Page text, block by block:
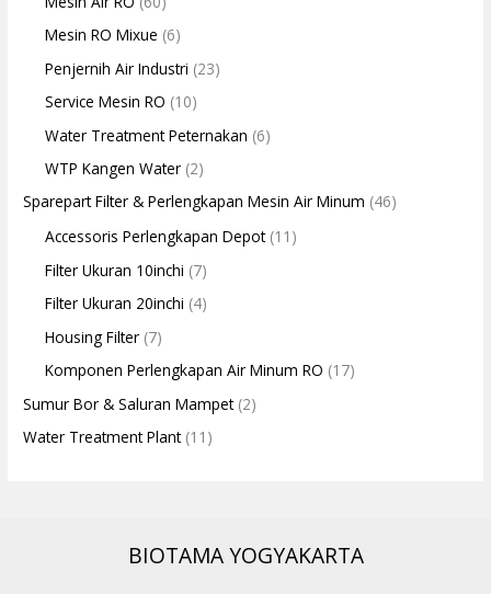
Mesin RO Mixue (6)
Penjernih Air Industri (23)
Service Mesin RO (10)
Water Treatment Peternakan (6)
WTP Kangen Water (2)
Sparepart Filter & Perlengkapan Mesin Air Minum (46)
Accessoris Perlengkapan Depot(11)
Filter Ukuran 10inchi (7)
Filter Ukuran 20inchi (4)
Housing Filter (7)
Komponen Perlengkapan Air Minum RO (17)
Sumur Bor & Saluran Mampet(2)
Water Treatment Plant(11)
BIOTAMA YOGYAKARTA